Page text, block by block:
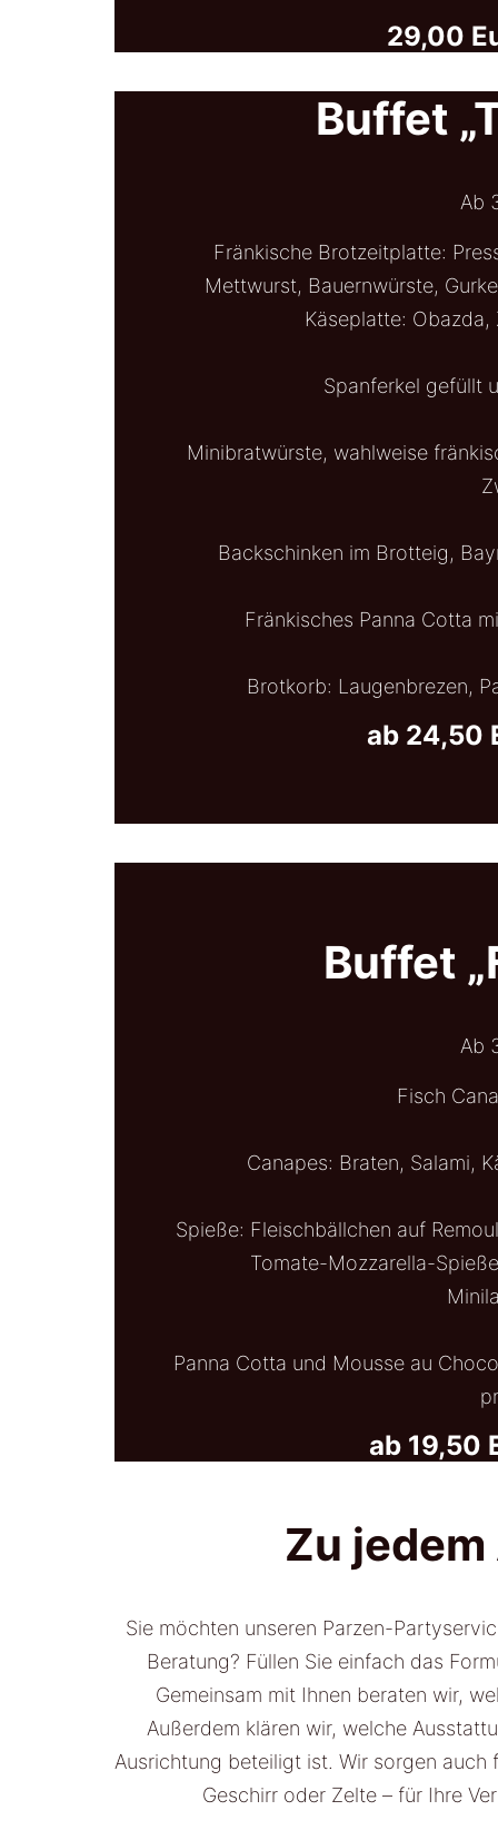
29,00
Buffet
Ab
Fränkische Brotzeitplatte:
Mettwurst, Bauernwürste,
Käseplatte: Obazda,
Spanferkel gefüllt
Minibratwürste, wahlweise
Backschinken im Brotteig,
Fränkisches Panna Cotta
Brotkorb: Laugenbrezen,
ab 24,50
Buffet
Ab
Fisch
Canapes: Braten, Salami,
Spieße: Fleischbällchen auf
Tomate-Mozzarella-
Panna Cotta und Mousse au
ab 19,50
Zu
Sie möchten unseren Parzen-
Beratung? Füllen Sie einfach das
Gemeinsam mit Ihnen beraten wir,
Außerdem klären wir, welche
Ausrichtung beteiligt ist. Wir sorgen
Geschirr oder Zelte – für Ihre